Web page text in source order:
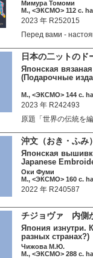
Мимура Томоми
М., <ЭКСМО> 112 c.
2023 年 R252015
Перед вами -
日本の二ットの
Японская
(Подарочные
М., <ЭКСМО> 144 c.
2023 年 R242493
原題「世界の伝統を
沖文（おき・ふ
Японская
Japanese
Оки Фуми
М., <ЭКСМО> 160 c.
2022 年 R240587
チジョヴァ 内側
Япония изнутри.
разных странах?)
Чижова М.Ю.
М., <ЭКСМО> 288 c.